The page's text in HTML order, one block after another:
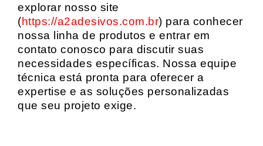
explorar nosso site
(https://a2adesivos.com.br) para conhecer
nossa linha de produtos e entrar em
contato conosco para discutir suas
necessidades específicas. Nossa equipe
técnica está pronta para oferecer a
expertise e as soluções personalizadas
que seu projeto exige.